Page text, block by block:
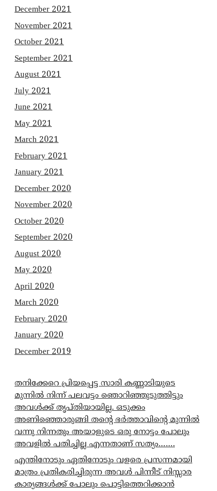
December 2021
November 2021
October 2021
September 2021
August 2021
July 2021
June 2021
May 2021
March 2021
February 2021
January 2021
December 2020
November 2020
October 2020
September 2020
August 2020
May 2020
April 2020
March 2020
February 2020
January 2020
December 2019
തനിക്കേറെ പ്രിയപ്പെട്ട സാരി കണ്ണാടിയുടെ
മുന്നിൽ നിന്ന് പലവട്ടം ഞൊറിഞ്ഞുടുത്തിട്ടും
അവൾക്ക് തൃപ്തിയായില്ല. ഒടുക്കം
അണിഞ്ഞൊരുങ്ങി തന്റെ ഭർത്താവിന്റെ മുന്നിൽ
വന്നു നിന്നതും അയാളുടെ ഒരു നോട്ടം പോലും
അവളിൽ പതിച്ചില്ല എന്നതാണ് സത്യം…….
എന്തിനോടും ഏതിനോടും വളരെ പ്രസന്നമായി
മാത്രം പ്രതികരിച്ചിരുന്ന അവൾ പിന്നീട് നിസ്സാര
കാര്യങ്ങൾക്ക് പോലും പൊട്ടിത്തെറിക്കാൻ